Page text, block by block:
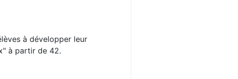
à développer leur
à partir de 42.